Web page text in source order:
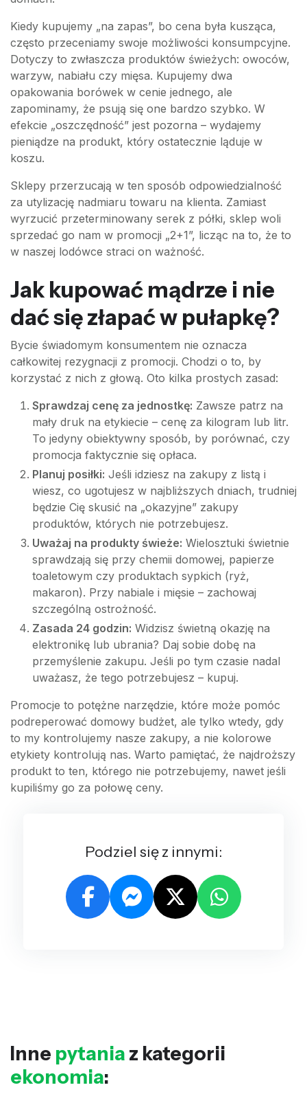
Kiedy kupujemy „na zapas”, bo cena była kusząca,
często przeceniamy swoje możliwości konsumpcyjne.
Dotyczy to zwłaszcza produktów świeżych: owoców,
warzyw, nabiału czy mięsa. Kupujemy dwa
opakowania borówek w cenie jednego, ale
zapominamy, że psują się one bardzo szybko. W
efekcie „oszczędność” jest pozorna – wydajemy
pieniądze na produkt, który ostatecznie ląduje w
koszu.
Sklepy przerzucają w ten sposób odpowiedzialność
za utylizację nadmiaru towaru na klienta. Zamiast
wyrzucić przeterminowany serek z półki, sklep woli
sprzedać go nam w promocji „2+1”, licząc na to, że to
w naszej lodówce straci on ważność.
Jak kupować mądrze i nie
dać się złapać w pułapkę?
Bycie świadomym konsumentem nie oznacza
całkowitej rezygnacji z promocji. Chodzi o to, by
korzystać z nich z głową. Oto kilka prostych zasad:
Sprawdzaj cenę za jednostkę: Zawsze patrz na
mały druk na etykiecie – cenę za kilogram lub litr.
To jedyny obiektywny sposób, by porównać, czy
promocja faktycznie się opłaca.
Planuj posiłki: Jeśli idziesz na zakupy z listą i
wiesz, co ugotujesz w najbliższych dniach, trudniej
będzie Cię skusić na „okazyjne” zakupy
produktów, których nie potrzebujesz.
Uważaj na produkty świeże: Wielosztuki świetnie
sprawdzają się przy chemii domowej, papierze
toaletowym czy produktach sypkich (ryż,
makaron). Przy nabiale i mięsie – zachowaj
szczególną ostrożność.
Zasada 24 godzin: Widzisz świetną okazję na
elektronikę lub ubrania? Daj sobie dobę na
przemyślenie zakupu. Jeśli po tym czasie nadal
uważasz, że tego potrzebujesz – kupuj.
Promocje to potężne narzędzie, które może pomóc
podreperować domowy budżet, ale tylko wtedy, gdy
to my kontrolujemy nasze zakupy, a nie kolorowe
etykiety kontrolują nas. Warto pamiętać, że najdroższy
produkt to ten, którego nie potrzebujemy, nawet jeśli
kupiliśmy go za połowę ceny.
Podziel się z innymi:
Inne pytania z kategorii
ekonomia: